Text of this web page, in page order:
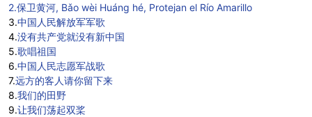
2.保卫黄河, Bǎo wèi Huáng hé, Protejan el Río Amarillo
3.中国人民解放军军歌
4.没有共产党就没有新中国
5.歌唱祖国
6.中国人民志愿军战歌
7.远方的客人请你留下来
8.我们的田野
9.让我们荡起双桨